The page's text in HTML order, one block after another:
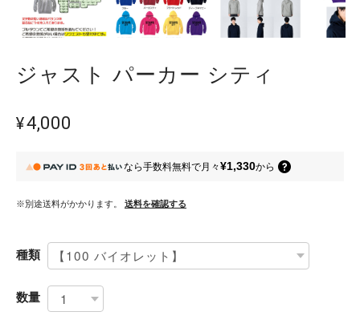
ジャスト パーカー シティ
¥4,000
なら手数料無料で月々¥1,330から
※別途送料がかかります。 送料を確認する
種類
数量